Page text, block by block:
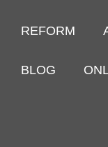
REFORM
BLOG